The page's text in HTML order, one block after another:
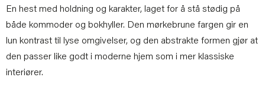
En hest med holdning og karakter, laget for å stå stødig på
både kommoder og bokhyller. Den mørkebrune fargen gir en
lun kontrast til lyse omgivelser, og den abstrakte formen gjør at
den passer like godt i moderne hjem som i mer klassiske
interiører.